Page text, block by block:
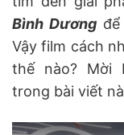
Bình Dươngđể
Vậy film cách
thế nào? Mời
trong bài viết